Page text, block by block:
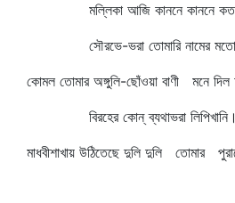
মল্লিকা আজি কাননে কাননে কত
সৌরভে-ভরা তোমারি নামের
কোমল তোমার অঙ্গুলি-ছোঁওয়া বাণী মনে
বিরহের কোন্‌ ব্যথাভরা লিপিখানি।
মাধবীশাখায় উঠিতেছে দুলি দুলি তোমার